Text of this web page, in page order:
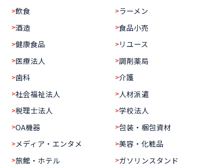
飲食
ラーメン
酒造
食品小売
健康食品
リユース
医療法人
調剤薬局
歯科
介護
社会福祉法人
人材派遣
税理士法人
学校法人
OA機器
包装・梱包資材
メディア・エンタメ
美容・化粧品
旅館・ホテル
ガソリンスタンド